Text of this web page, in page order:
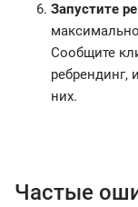
Запустите
Сообщите
ребрендинг,
них.
Частые